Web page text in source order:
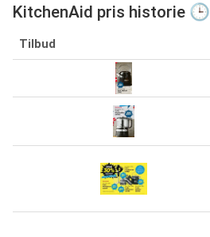
KitchenAid pris historie 🕒
Tilbud